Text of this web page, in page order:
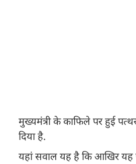
मुख्यमंत्री के काफिले पर हुई
दिया है.
यहां सवाल यह है कि आखिर यह